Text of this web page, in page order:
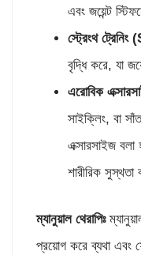
এবং জয়েন্ট
স্ট্রেংথ ট্রেনিং (
বৃদ্ধি করে, যা
এরোবিক
সাইক্লিং, বা
এক্সারসাইজ
শারীরিক সুস্থতা
ম্যানুয়াল থেরাপিঃ
প্রয়োগ করে ব্যথা এবং